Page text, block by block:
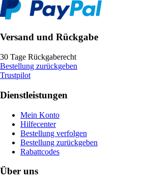
Versand und Rückgabe
30 Tage Rückgaberecht
Bestellung zurückgeben
Trustpilot
Dienstleistungen
Mein Konto
Hilfecenter
Bestellung verfolgen
Bestellung zurückgeben
Rabattcodes
Über uns